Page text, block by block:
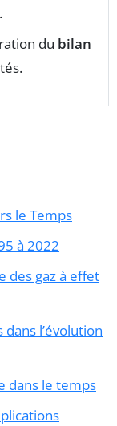
du bilan
le Temps
à 2022
des gaz à effet
l’évolution
dans le temps